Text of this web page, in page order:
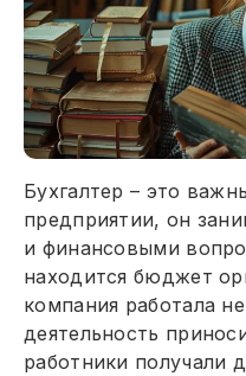
Бухгалтер – это
предприятии, он
и финансовыми
находится бюджет
компания работала
деятельность
работники получали